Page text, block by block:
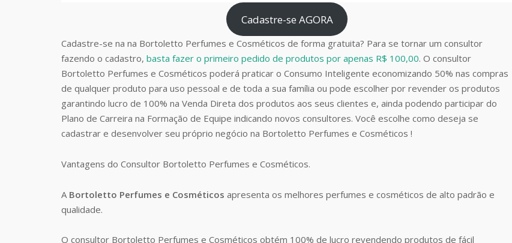
Cadastre-se AGORA
Cadastre-se na na Bortoletto Perfumes e Cosméticos de forma gratuita? Para se tornar um consultor
fazendo o cadastro, basta fazer o primeiro pedido de produtos por apenas R$ 100,00. O consultor
Bortoletto Perfumes e Cosméticos poderá praticar o Consumo Inteligente economizando 50% nas compras
de qualquer produto para uso pessoal e de toda a sua família ou pode escolher por revender os produtos
garantindo lucro de 100% na Venda Direta dos produtos aos seus clientes e, ainda podendo participar do
Plano de Carreira na Formação de Equipe indicando novos consultores. Você escolhe como deseja se
cadastrar e desenvolver seu próprio negócio na Bortoletto Perfumes e Cosméticos !
Vantagens do Consultor Bortoletto Perfumes e Cosméticos.
A Bortoletto Perfumes e Cosméticos apresenta os melhores perfumes e cosméticos de alto padrão e
qualidade.
O consultor Bortoletto Perfumes e Cosméticos obtém 100% de lucro revendendo produtos de fácil